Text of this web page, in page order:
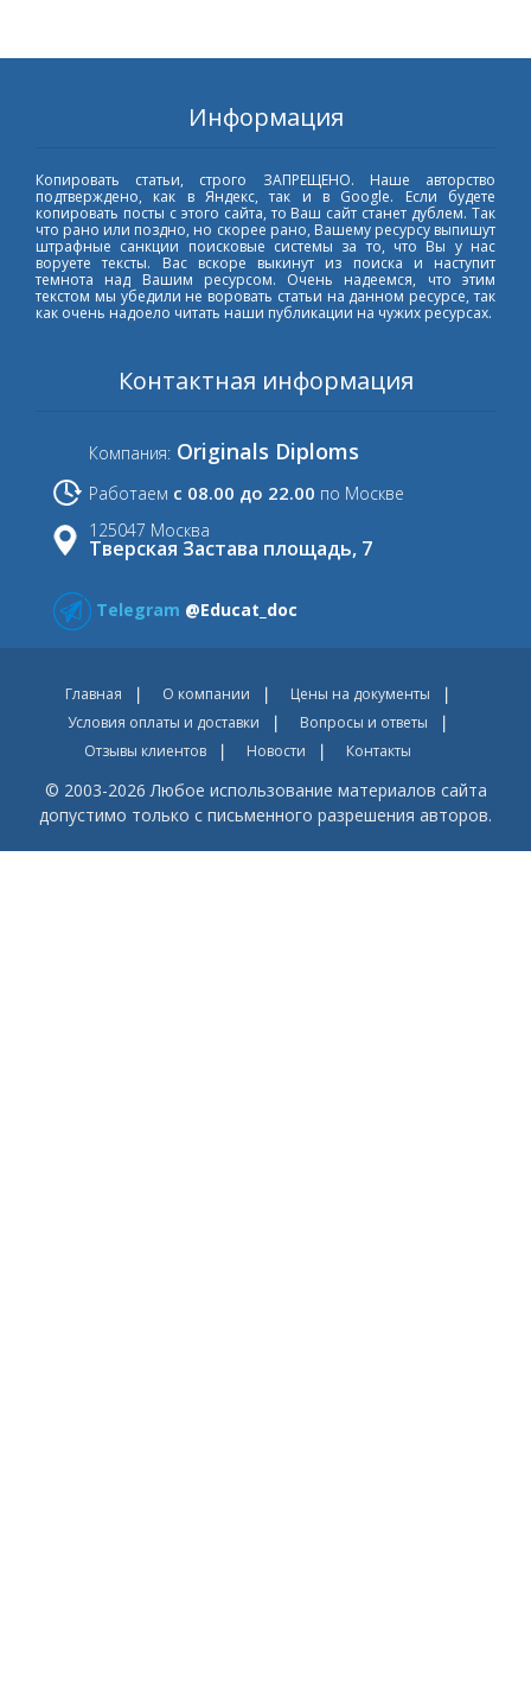
Информация
Копировать статьи, строго ЗАПРЕЩЕНО. Наше авторство
подтверждено, как в Яндекс, так и в Google. Если будете
копировать посты с этого сайта, то Ваш сайт станет дублем. Так
что рано или поздно, но скорее рано, Вашему ресурсу выпишут
штрафные санкции поисковые системы за то, что Вы у нас
воруете тексты. Вас вскоре выкинут из поиска и наступит
темнота над Вашим ресурсом. Очень надеемся, что этим
текстом мы убедили не воровать статьи на данном ресурсе, так
как очень надоело читать наши публикации на чужих ресурсах.
Контактная информация
Компания: Originals Diploms
Работаем с 08.00 до 22.00 по Москве
125047 Москва
Тверская Застава площадь, 7
Telegram @Educat_doc
Главная О компании
Цены на документы
Условия оплаты и доставки
Вопросы и ответы
Отзывы клиентов
Новости Контакты
© 2003-2026 Любое использование материалов сайта
допустимо только с письменного разрешения авторов.